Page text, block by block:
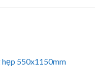
hẹp 550x1150mm